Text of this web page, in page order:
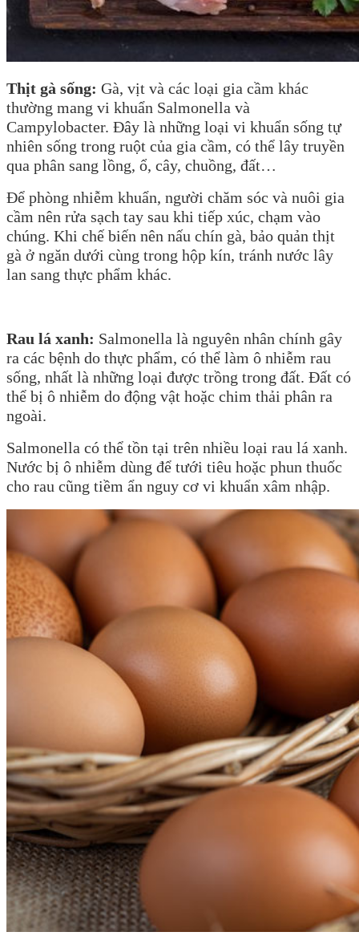
Thịt gà sống: Gà, vịt và các loại gia cầm khác
thường mang vi khuẩn Salmonella và
Campylobacter. Đây là những loại vi khuẩn sống tự
nhiên sống trong ruột của gia cầm, có thể lây truyền
qua phân sang lồng, ổ, cây, chuồng, đất…
Để phòng nhiễm khuẩn, người chăm sóc và nuôi gia
cầm nên rửa sạch tay sau khi tiếp xúc, chạm vào
chúng. Khi chế biến nên nấu chín gà, bảo quản thịt
gà ở ngăn dưới cùng trong hộp kín, tránh nước lây
lan sang thực phẩm khác.
Rau lá xanh: Salmonella là nguyên nhân chính gây
ra các bệnh do thực phẩm, có thể làm ô nhiễm rau
sống, nhất là những loại được trồng trong đất. Đất có
thể bị ô nhiễm do động vật hoặc chim thải phân ra
ngoài.
Salmonella có thể tồn tại trên nhiều loại rau lá xanh.
Nước bị ô nhiễm dùng để tưới tiêu hoặc phun thuốc
cho rau cũng tiềm ẩn nguy cơ vi khuẩn xâm nhập.